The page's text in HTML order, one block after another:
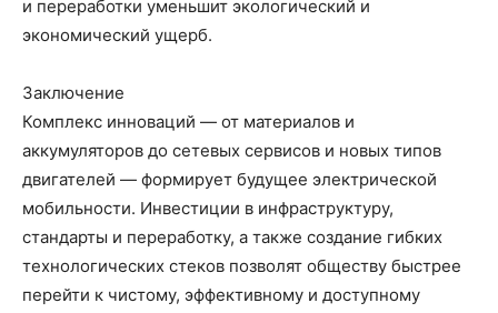
и переработки уменьшит экологический и
экономический ущерб.
Заключение
Комплекс инноваций — от материалов и
аккумуляторов до сетевых сервисов и новых типов
двигателей — формирует будущее электрической
мобильности. Инвестиции в инфраструктуру,
стандарты и переработку, а также создание гибких
технологических стеков позволят обществу быстрее
перейти к чистому, эффективному и доступному